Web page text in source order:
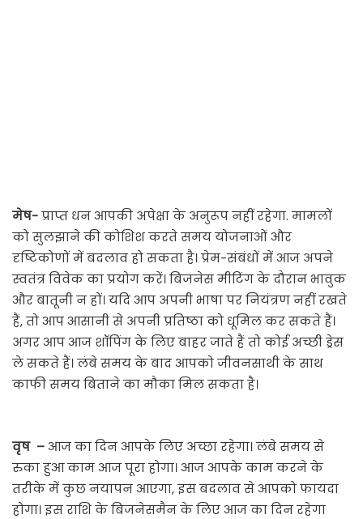
मेष-प्राप्त धन आपकी अपेक्षा के अनुरूप नहीं रहेगा. मामलों
को सुलझाने की कोशिश करते समय योजनाओं और
दृष्टिकोणों में बदलाव हो सकता है। प्रेम-संबंधों में आज अपने
स्वतंत्र विवेक का प्रयोग करें। बिजनेस मीटिंग के दौरान भावुक
और बातूनी न हों। यदि आप अपनी भाषा पर नियंत्रण नहीं रखते
हैं, तो आप आसानी से अपनी प्रतिष्ठा को धूमिल कर सकते हैं।
अगर आप आज शॉपिंग के लिए बाहर जाते हैं तो कोई अच्छी ड्रेस
ले सकते हैं। लंबे समय के बाद आपको जीवनसाथी के साथ
काफी समय बिताने का मौका मिल सकता है।
वृष –आज का दिन आपके लिए अच्छा रहेगा। लंबे समय से
रुका हुआ काम आज पूरा होगा। आज आपके काम करने के
तरीके में कुछ नयापन आएगा, इस बदलाव से आपको फायदा
होगा। इस राशि के बिजनेसमैन के लिए आज का दिन रहेगा